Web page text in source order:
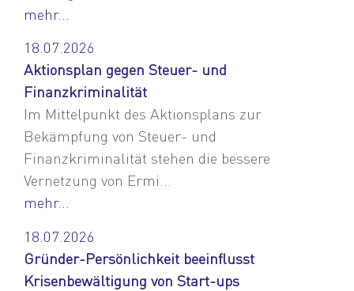
mehr...
18.07.2026
Aktionsplan gegen Steuer- und
Finanzkriminalität
Im Mittelpunkt des Aktionsplans zur
Bekämpfung von Steuer- und
Finanzkriminalität stehen die bessere
Vernetzung von Ermi...
mehr...
18.07.2026
Gründer-Persönlichkeit beeinflusst
Krisenbewältigung von Start-ups